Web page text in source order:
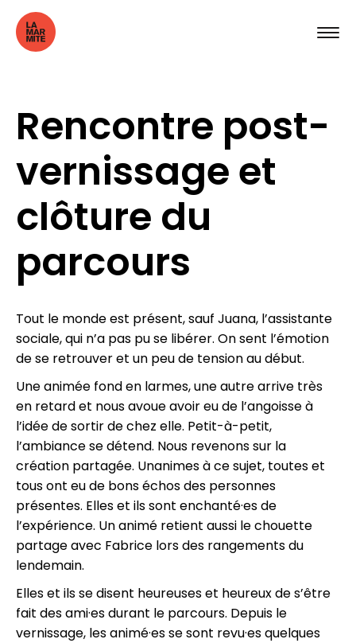
Rencontre post-
vernissage et
clôture du
parcours
Tout le monde est présent, sauf Juana, l’assistante
sociale, qui n’a pas pu se libérer. On sent l’émotion
de se retrouver et un peu de tension au début.
Une animée fond en larmes, une autre arrive très
en retard et nous avoue avoir eu de l’angoisse à
l’idée de sortir de chez elle. Petit-à-petit,
l’ambiance se détend. Nous revenons sur la
création partagée. Unanimes à ce sujet, toutes et
tous ont eu de bons échos des personnes
présentes. Elles et ils sont enchanté·es de
l’expérience. Un animé retient aussi le chouette
partage avec Fabrice lors des rangements du
lendemain.
Elles et ils se disent heureuses et heureux de s’être
fait des ami·es durant le parcours. Depuis le
vernissage, les animé·es se sont revu·es quelques